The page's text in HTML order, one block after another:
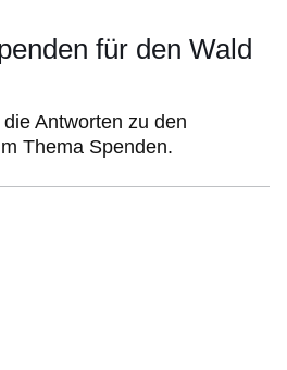
für den Wald
Antworten zu den
Thema Spenden.